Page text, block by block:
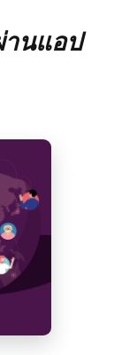
านแอป